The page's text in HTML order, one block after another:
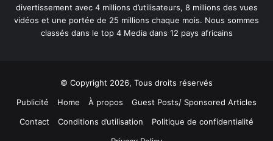
divertissement avec 4 millions d’utilisateurs, 8 millions des vues
vidéos et une portée de 25 millions chaque mois. Nous sommes
classés dans le top 4 Media dans 12 pays africains
© Copyright 2026, Tous droits réservés
Publicité
Home À propos
Guest Posts/ Sponsored Articles
Contact
Conditions d’utilisation
Politique de confidentialité